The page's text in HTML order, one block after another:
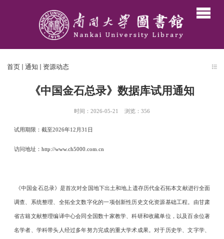
首页 通知 资源动态
《中国金石总录》数据库试用通知
时间：2026-05-21 浏览： 356
试用期限：截至2026年12月31日
访问地址： http://www.ch5000.com.cn
《中国金石总录》是首次对全国地下出土和地上遗存历代金石拓本文献进行全面
调查、系统整理、全拓全文数字化的一项创新性历史文化资源基础工程。由甘肃
省古籍文献整理编译中心会同全国数十家教学、科研和收藏单位，以及百余位著
名学者、学科带头人经过多年努力完成的重大学术成果。对于历史学、文字学、